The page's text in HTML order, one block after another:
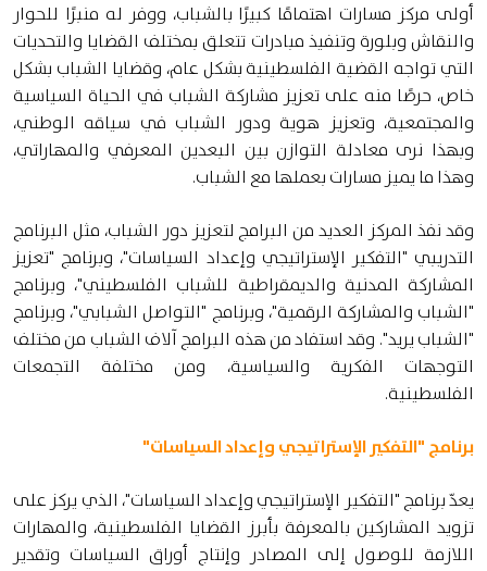
أولى مركز مسارات اهتمامًا كبيرًا بالشباب، ووفر له منبرًا للحوار
والنقاش وبلورة وتنفيذ مبادرات تتعلق بمختلف القضايا والتحديات
التي تواجه القضية الفلسطينية بشكل عام، وقضايا الشباب بشكل
خاص، حرصًا منه على تعزيز مشاركة الشباب في الحياة السياسية
والمجتمعية، وتعزيز هوية ودور الشباب في سياقه الوطني،
وبهذا نرى معادلة التوازن بين البعدين المعرفي والمهاراتي،
وهذا ما يميز مسارات بعملها مع الشباب.
وقد نفذ المركز العديد من البرامج لتعزيز دور الشباب، مثل البرنامج
التدريبي "التفكير الإستراتيجي وإعداد السياسات"، وبرنامج "تعزيز
المشاركة المدنية والديمقراطية للشباب الفلسطيني"، وبرنامج
"الشباب والمشاركة الرقمية"، وبرنامج "التواصل الشبابي"، وبرنامج
"الشباب يريد". وقد استفاد من هذه البرامج آلاف الشباب من مختلف
التوجهات الفكرية والسياسية، ومن مختلفة التجمعات
الفلسطينية.
برنامج "التفكير الإستراتيجي وإعداد السياسات"
يعدّ برنامج "التفكير الإستراتيجي وإعداد السياسات"، الذي يركز على
تزويد المشاركين بالمعرفة بأبرز القضايا الفلسطينية، والمهارات
اللازمة للوصول إلى المصادر وإنتاج أوراق السياسات وتقدير